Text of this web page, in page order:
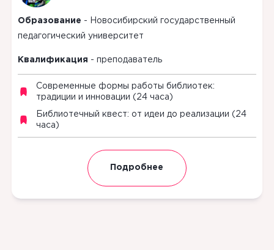
Образование - Новосибирский государственный
педагогический университет
Квалификация - преподаватель
Современные формы работы библиотек:
традиции и инновации (24 часа)
Библиотечный квест: от идеи до реализации (24
часа)
Подробнее